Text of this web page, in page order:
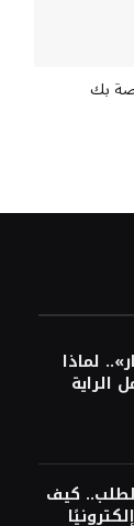
بك
لماذا
الراية
كيف